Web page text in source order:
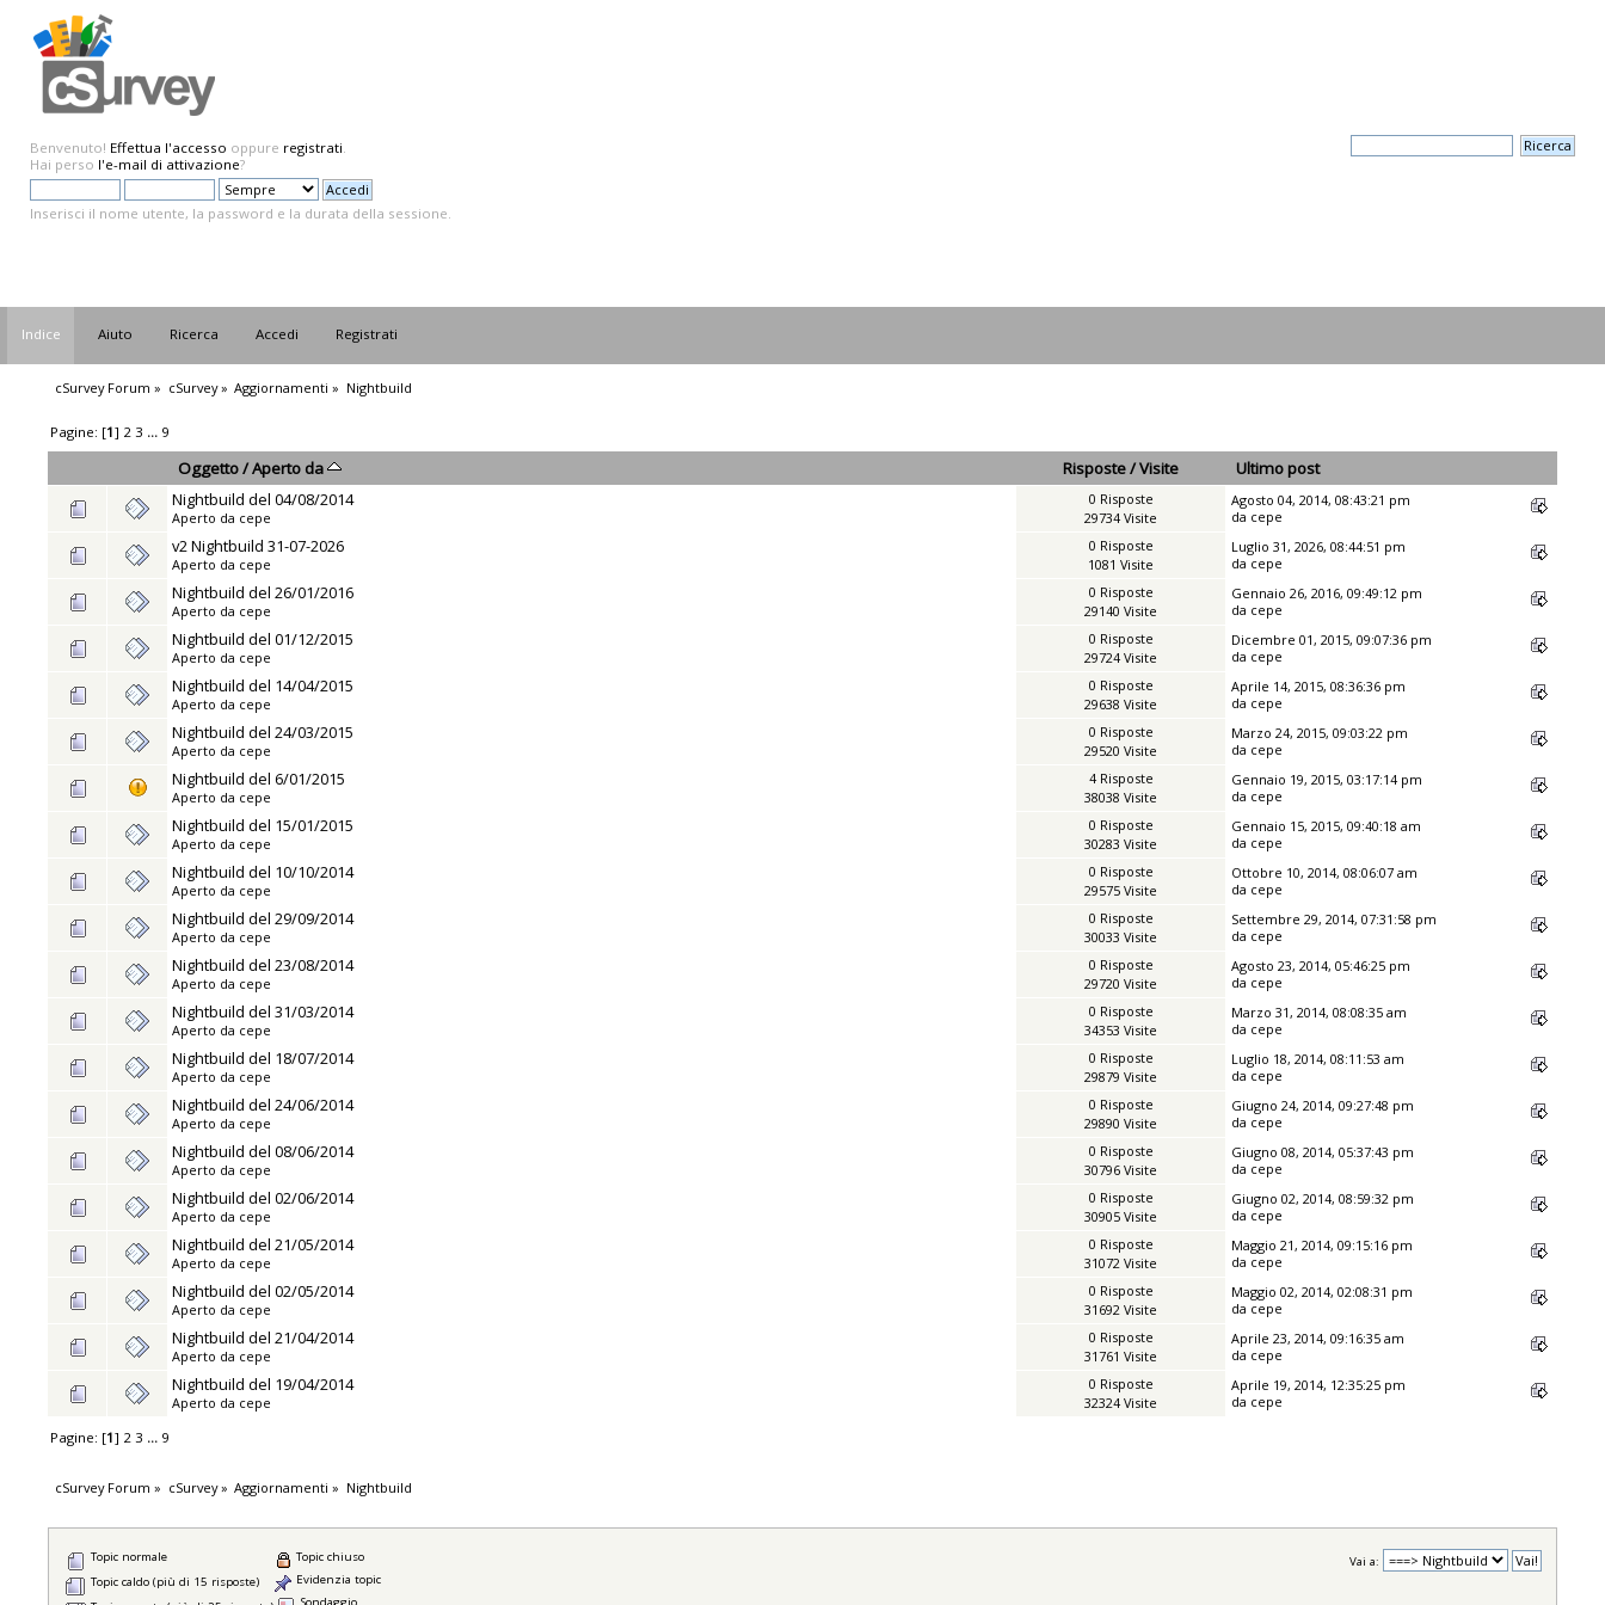
Benvenuto! Effettua l'accesso oppure registrati.
Hai perso l'e-mail di attivazione?
Inserisci il nome utente, la password e la durata della sessione.
Indice Aiuto Ricerca Accedi Registrati
cSurvey Forum » cSurvey» Aggiornamenti » Nightbuild
Pagine: [1] 2 3 ... 9
Oggetto/Aperto da Risposte/Visite
Ultimo post
Nightbuild del 04/08/2014
Aperto da cepe
0 Risposte
29734 Visite
Agosto 04, 2014, 08:43:21 pm
da cepe
v2 Nightbuild 31-07-2026
Aperto da cepe
0 Risposte
1081 Visite
Luglio 31, 2026, 08:44:51 pm
da cepe
Nightbuild del 26/01/2016
Aperto da cepe
0 Risposte
29140 Visite
Gennaio 26, 2016, 09:49:12 pm
da cepe
Nightbuild del 01/12/2015
Aperto da cepe
0 Risposte
29724 Visite
Dicembre 01, 2015, 09:07:36 pm
da cepe
Nightbuild del 14/04/2015
Aperto da cepe
0 Risposte
29638 Visite
Aprile 14, 2015, 08:36:36 pm
da cepe
Nightbuild del 24/03/2015
Aperto da cepe
0 Risposte
29520 Visite
Marzo 24, 2015, 09:03:22 pm
da cepe
Nightbuild del 6/01/2015
Aperto da cepe
4 Risposte
38038 Visite
Gennaio 19, 2015, 03:17:14 pm
da cepe
Nightbuild del 15/01/2015
Aperto da cepe
0 Risposte
30283 Visite
Gennaio 15, 2015, 09:40:18 am
da cepe
Nightbuild del 10/10/2014
Aperto da cepe
0 Risposte
29575 Visite
Ottobre 10, 2014, 08:06:07 am
da cepe
Nightbuild del 29/09/2014
Aperto da cepe
0 Risposte
30033 Visite
Settembre 29, 2014, 07:31:58 pm
da cepe
Nightbuild del 23/08/2014
Aperto da cepe
0 Risposte
29720 Visite
Agosto 23, 2014, 05:46:25 pm
da cepe
Nightbuild del 31/03/2014
Aperto da cepe
0 Risposte
34353 Visite
Marzo 31, 2014, 08:08:35 am
da cepe
Nightbuild del 18/07/2014
Aperto da cepe
0 Risposte
29879 Visite
Luglio 18, 2014, 08:11:53 am
da cepe
Nightbuild del 24/06/2014
Aperto da cepe
0 Risposte
29890 Visite
Giugno 24, 2014, 09:27:48 pm
da cepe
Nightbuild del 08/06/2014
Aperto da cepe
0 Risposte
30796 Visite
Giugno 08, 2014, 05:37:43 pm
da cepe
Nightbuild del 02/06/2014
Aperto da cepe
0 Risposte
30905 Visite
Giugno 02, 2014, 08:59:32 pm
da cepe
Nightbuild del 21/05/2014
Aperto da cepe
0 Risposte
31072 Visite
Maggio 21, 2014, 09:15:16 pm
da cepe
Nightbuild del 02/05/2014
Aperto da cepe
0 Risposte
31692 Visite
Maggio 02, 2014, 02:08:31 pm
da cepe
Nightbuild del 21/04/2014
Aperto da cepe
0 Risposte
31761 Visite
Aprile 23, 2014, 09:16:35 am
da cepe
Nightbuild del 19/04/2014
Aperto da cepe
0 Risposte
32324 Visite
Aprile 19, 2014, 12:35:25 pm
da cepe
Pagine: [1] 2 3 ... 9
cSurvey Forum » cSurvey» Aggiornamenti » Nightbuild
Vai a:
Topic normale
Topic caldo (più di 15 risposte)
Topic chiuso
Evidenzia topic
Sondaggio